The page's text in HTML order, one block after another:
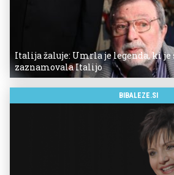
Italija žaluje: Umrla je legenda, ki
zaznamovala Italijo
BIBALEZE.SI